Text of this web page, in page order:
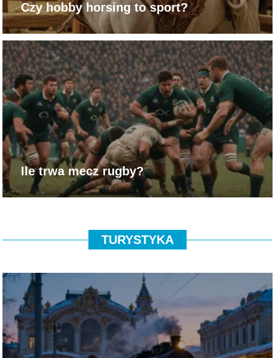
Czy hobby horsing to sport?
Ile trwa mecz rugby?
TURYSTYKA